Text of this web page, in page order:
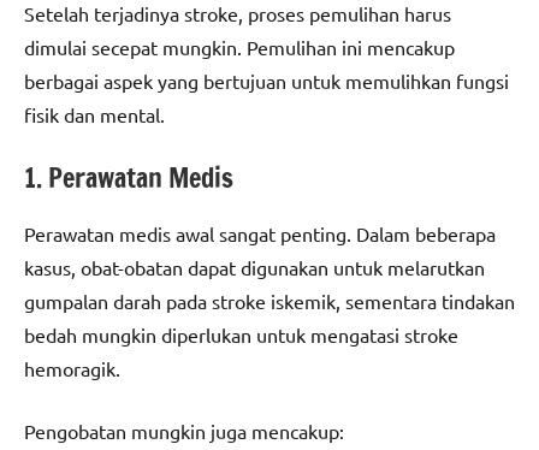
Setelah terjadinya stroke, proses pemulihan harus
dimulai secepat mungkin. Pemulihan ini mencakup
berbagai aspek yang bertujuan untuk memulihkan fungsi
fisik dan mental.
1. Perawatan Medis
Perawatan medis awal sangat penting. Dalam beberapa
kasus, obat-obatan dapat digunakan untuk melarutkan
gumpalan darah pada stroke iskemik, sementara tindakan
bedah mungkin diperlukan untuk mengatasi stroke
hemoragik.
Pengobatan mungkin juga mencakup: